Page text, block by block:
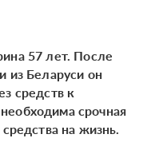
57 лет. После
из Беларуси он
средств к
срочная
на жизнь.